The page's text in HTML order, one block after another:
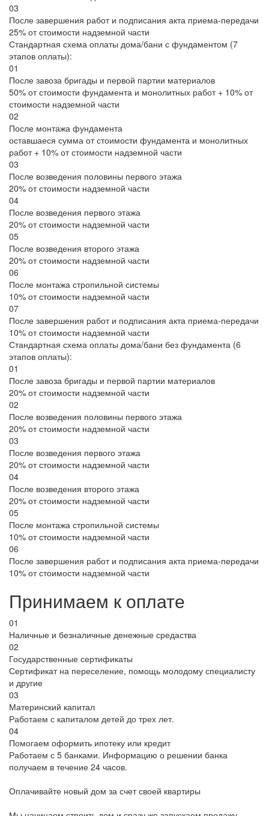
03
После завершения работ и подписания акта приема-передачи
25% от стоимости надземной части
Стандартная схема оплаты дома/бани с фундаментом (7
этапов оплаты):
01
После завоза бригады и первой партии материалов
50% от стоимости фундамента и монолитных работ + 10% от
стоимости надземной части
02
После монтажа фундамента
оставшаеся сумма от стоимости фундамента и монолитных
работ + 10% от стоимости надземной части
03
После возведения половины первого этажа
20% от стоимости надземной части
04
После возведения первого этажа
20% от стоимости надземной части
05
После возведения второго этажа
20% от стоимости надземной части
06
После монтажа стропильной системы
10% от стоимости надземной части
07
После завершения работ и подписания акта приема-передачи
10% от стоимости надземной части
Стандартная схема оплаты дома/бани без фундамента (6
этапов оплаты):
01
После завоза бригады и первой партии материалов
20% от стоимости надземной части
02
После возведения половины первого этажа
20% от стоимости надземной части
03
После возведения первого этажа
20% от стоимости надземной части
04
После возведения второго этажа
20% от стоимости надземной части
05
После монтажа стропильной системы
10% от стоимости надземной части
06
После завершения работ и подписания акта приема-передачи
10% от стоимости надземной части
Принимаем к оплате
01
Наличные и безналичные денежные средаства
02
Государственные сертификаты
Сертификат на переселение, помощь молодому специалисту
и другие
03
Материнский капитал
Работаем с капиталом детей до трех лет.
04
Помогаем оформить ипотеку или кредит
Работаем с 5 банками. Информацию о решении банка
получаем в течение 24 часов.
Оплачивайте новый дом за счет своей квартиры